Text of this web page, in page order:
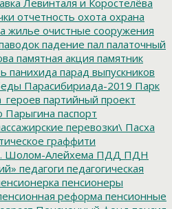
отчетность охота охрана
жилье очистные сооружения
падение пал палаточный
памятная акция памятник
панихида парад выпускников
Парасибириада-2019 Парк
партийный проект
Парыгина паспорт
перевозки\ Пасха
граффити
Шолом-Алейхема ПДД ПДН
педагоги педагогическая
пенсионеры
реформа пенсионные